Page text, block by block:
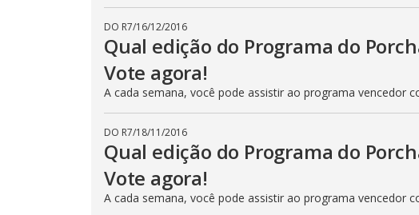
DO R7/16/12/2016
Qual edição do Programa do
Vote agora!
A cada semana, você pode assistir ao programa vencedor
DO R7/18/11/2016
Qual edição do Programa do
Vote agora!
A cada semana, você pode assistir ao programa vencedor